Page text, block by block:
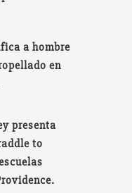
a hombre
en
presenta
to